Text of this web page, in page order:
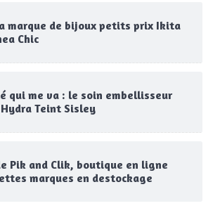
marque de bijoux petits prix Ikita
Chic
qui me va : le soin embellisseur
Teint Sisley
Pik and Clik, boutique en ligne
marques en destockage